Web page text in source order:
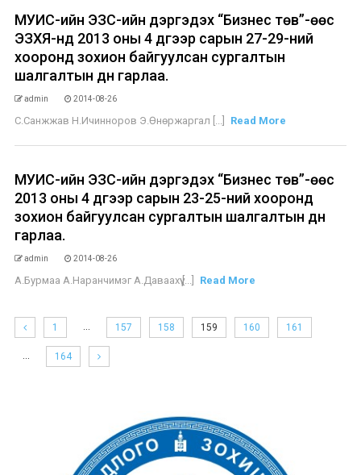
МУИС-ийн ЭЗС-ийн дэргэдэх “Бизнес төв”-өөс
ЭЗХЯ-нд 2013 оны 4 дүгээр сарын 27-29-ний
хооронд зохион байгуулсан сургалтын
шалгалтын дүн гарлаа.
admin 2014-08-26
С.Санжжав Н.Ичинноров Э.Өнөржаргал [...] Read More
МУИС-ийн ЭЗС-ийн дэргэдэх “Бизнес төв”-өөс
2013 оны 4 дүгээр сарын 23-25-ний хооронд
зохион байгуулсан сургалтын шалгалтын дүн
гарлаа.
admin 2014-08-26
А.Бурмаа А.Наранчимэг А.Даваахүү [...] Read More
1 … 157 158 159 160 161
… 164